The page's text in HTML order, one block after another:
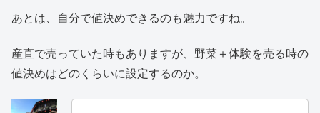
あとは、自分で値決めできるのも魅力ですね。
産直で売っていた時もありますが、野菜＋体験を売る時の
値決めはどのくらいに設定するのか。